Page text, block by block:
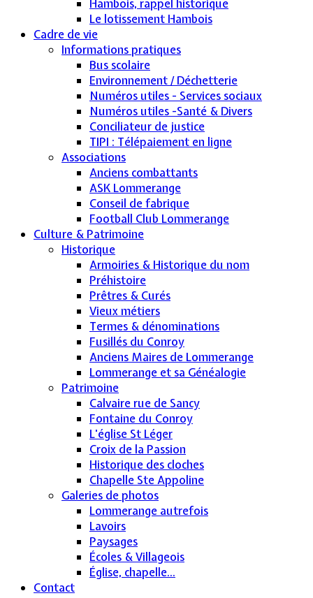
Hambois, rappel historique
Le lotissement Hambois
Cadre de vie
Informations pratiques
Bus scolaire
Environnement / Déchetterie
Numéros utiles - Services sociaux
Numéros utiles -Santé & Divers
Conciliateur de justice
TIPI : Télépaiement en ligne
Associations
Anciens combattants
ASK Lommerange
Conseil de fabrique
Football Club Lommerange
Culture & Patrimoine
Historique
Armoiries & Historique du nom
Préhistoire
Prêtres & Curés
Vieux métiers
Termes & dénominations
Fusillés du Conroy
Anciens Maires de Lommerange
Lommerange et sa Généalogie
Patrimoine
Calvaire rue de Sancy
Fontaine du Conroy
L'église St Léger
Croix de la Passion
Historique des cloches
Chapelle Ste Appoline
Galeries de photos
Lommerange autrefois
Lavoirs
Paysages
Écoles & Villageois
Église, chapelle...
Contact